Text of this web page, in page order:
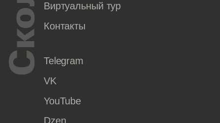
Виртуальный тур
Контакты
Telegram
VK
YouTube
Dzen